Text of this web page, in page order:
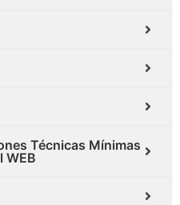
Técnicas Mínimas
WEB